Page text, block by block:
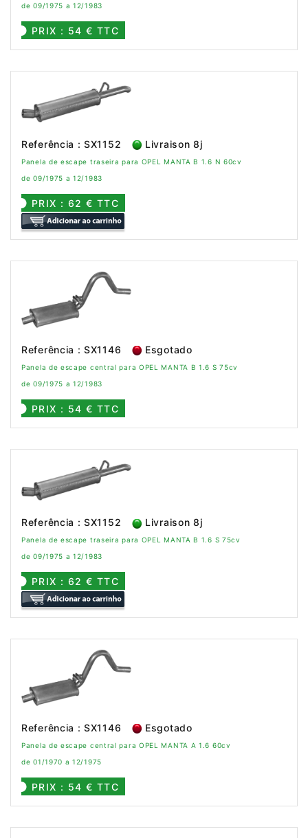
de 09/1975 a 12/1983
PRIX : 54 € TTC
Referência : SX1152 Livraison 8j
Panela de escape traseira para OPEL MANTA B 1.6 N 60cv
de 09/1975 a 12/1983
PRIX : 62 € TTC
Referência : SX1146 Esgotado
Panela de escape central para OPEL MANTA B 1.6 S 75cv
de 09/1975 a 12/1983
PRIX : 54 € TTC
Referência : SX1152 Livraison 8j
Panela de escape traseira para OPEL MANTA B 1.6 S 75cv
de 09/1975 a 12/1983
PRIX : 62 € TTC
Referência : SX1146 Esgotado
Panela de escape central para OPEL MANTA A 1.6 60cv
de 01/1970 a 12/1975
PRIX : 54 € TTC